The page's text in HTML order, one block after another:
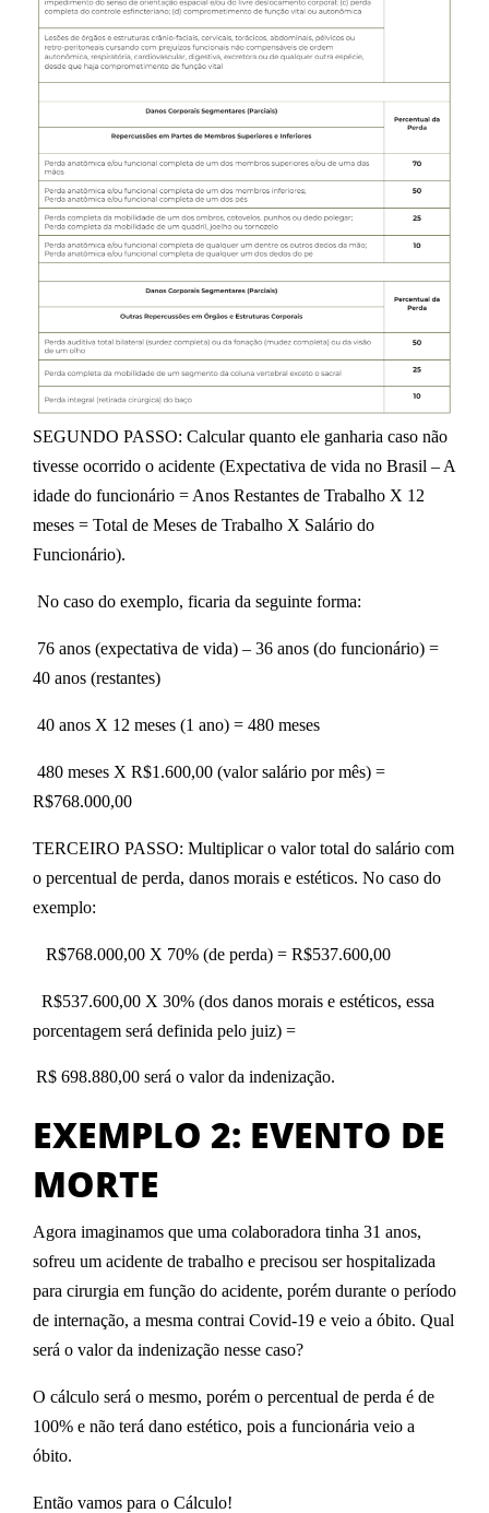
SEGUNDO PASSO: Calcular quanto ele ganharia caso não
tivesse ocorrido o acidente (Expectativa de vida no Brasil – A
idade do funcionário = Anos Restantes de Trabalho X 12
meses = Total de Meses de Trabalho X Salário do
Funcionário).
No caso do exemplo, ficaria da seguinte forma:
76 anos (expectativa de vida) – 36 anos (do funcionário) =
40 anos (restantes)
40 anos X 12 meses (1 ano) = 480 meses
480 meses X R$1.600,00 (valor salário por mês) =
R$768.000,00
TERCEIRO PASSO: Multiplicar o valor total do salário com
o percentual de perda, danos morais e estéticos. No caso do
exemplo:
R$768.000,00 X 70% (de perda) = R$537.600,00
R$537.600,00 X 30% (dos danos morais e estéticos, essa
porcentagem será definida pelo juiz) =
R$ 698.880,00 será o valor da indenização.
EXEMPLO 2: EVENTO DE
MORTE
Agora imaginamos que uma colaboradora tinha 31 anos,
sofreu um acidente de trabalho e precisou ser hospitalizada
para cirurgia em função do acidente, porém durante o período
de internação, a mesma contrai Covid-19 e veio a óbito. Qual
será o valor da indenização nesse caso?
O cálculo será o mesmo, porém o percentual de perda é de
100% e não terá dano estético, pois a funcionária veio a
óbito.
Então vamos para o Cálculo!